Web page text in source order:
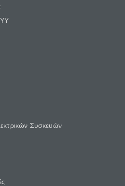
Συσκευών